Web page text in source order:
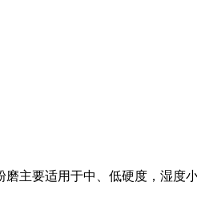
主要适用于中、低硬度，湿